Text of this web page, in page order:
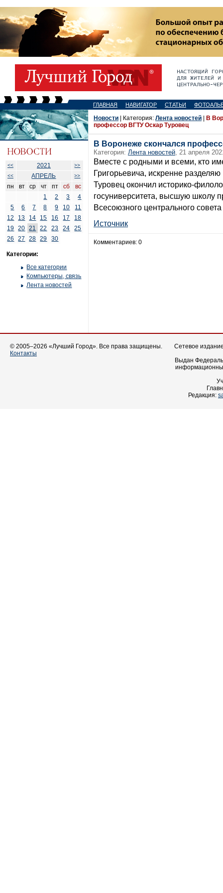
ГЛАВНАЯ НАВИГАТОР СТАТЬИ
<< 2021
>>
<<
АПРЕЛЬ >>
пн вт ср чт пт сб
вс
1
2 3
4
5
6 7 8 9 10
11
12
13 14 15 16 17
18
19
20 21 22 23 24
25
26
27 28 29 30
Категории:
Все категории
Компьютеры, связь
Лента новостей
Новости | Категория: Лента новостей
В
профессор ВГТУ Оскар Туровец
В Воронеже скончался
Категория: Лента новостей, 21 апреля
Вместе с родными и всеми, кто
Григорьевича, искренне
Туровец окончил историко-
госуниверситета, высшую школу
Всесоюзного центрального
Источник
Комментариев: 0
© 2005–2026 «Лучший Город». Все права защищены.
Контакты
Сетевое
Выдан
Редакция: